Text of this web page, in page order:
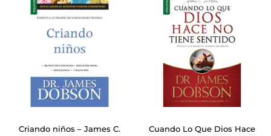
Criando niños – James C. Cuando Lo Que Dios Hace